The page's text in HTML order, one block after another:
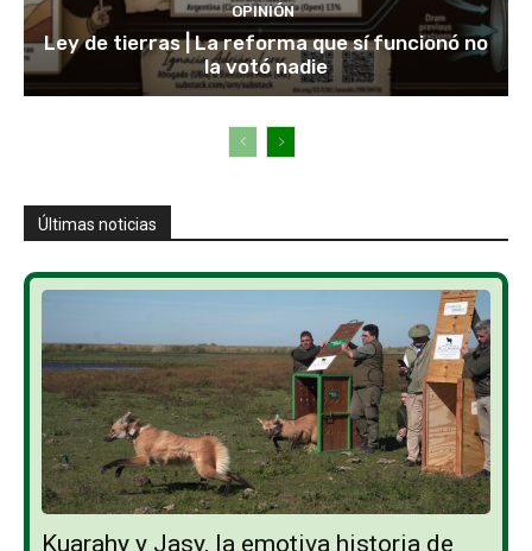
OPINIÓN
Ley de tierras | La reforma que sí funcionó no
la votó nadie
Últimas noticias
Kuarahy y Jasy, la emotiva historia de